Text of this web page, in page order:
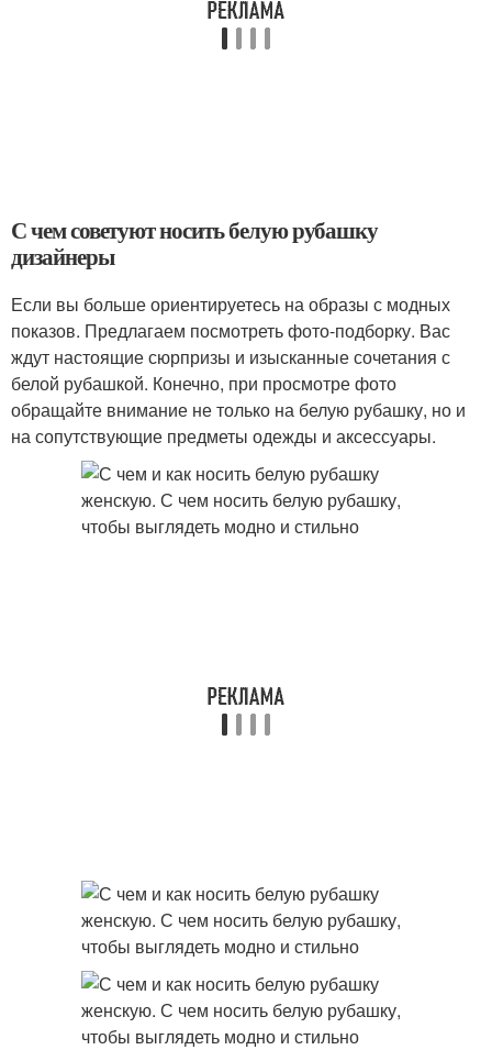
С чем советуют носить белую рубашку
дизайнеры
Если вы больше ориентируетесь на образы с модных
показов. Предлагаем посмотреть фото-подборку. Вас
ждут настоящие сюрпризы и изысканные сочетания с
белой рубашкой. Конечно, при просмотре фото
обращайте внимание не только на белую рубашку, но и
на сопутствующие предметы одежды и аксессуары.